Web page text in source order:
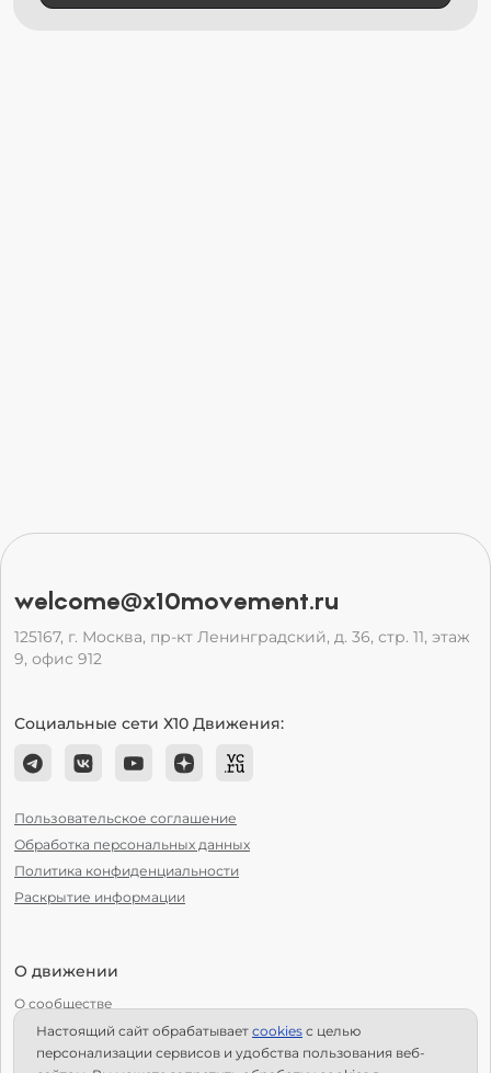
welcome@x10movement.ru
125167, г. Москва, пр-кт Ленинградский, д. 36, стр. 11, этаж
9, офис 912
Социальные сети Х10 Движения:
Пользовательское соглашение
Обработка персональных данных
Политика конфиденциальности
Раскрытие информации
О движении
О сообществе
С чего начать?
Структура Х10
Настоящий сайт обрабатывает сookies с целью
персонализации сервисов и удобства пользования веб-